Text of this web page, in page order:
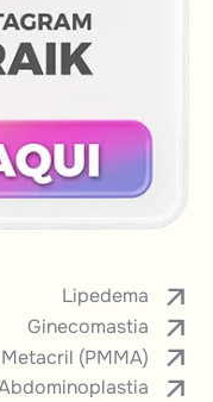
Lipedema
Ginecomastia
(PMMA)